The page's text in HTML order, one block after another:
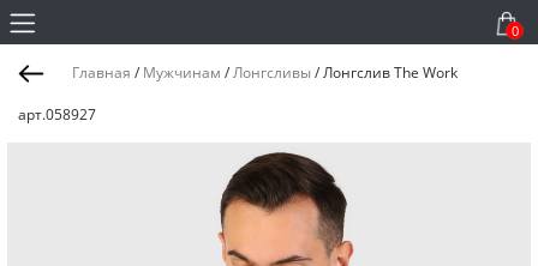
0
Главная / Мужчинам /Лонгсливы/Лонгслив The Work
арт.058927